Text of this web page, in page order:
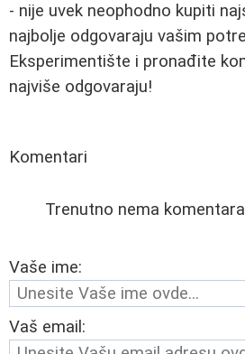
- nije uvek neophodno kupiti
najbolje odgovaraju vašim
Eksperimentište i pronađite
najviše odgovaraju!
Komentari
Trenutno nema
Vaše ime:
Vaš email: